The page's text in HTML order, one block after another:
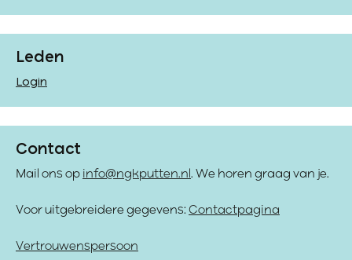
Leden
Login
Contact
Mail ons op info@ngkputten.nl . We horen graag van je.
Voor uitgebreidere gegevens: Contactpagina
Vertrouwenspersoon